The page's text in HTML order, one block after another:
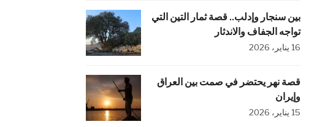
بين سنجار وإدلب.. قصة ثمار التين التي
تواجه الجفاف والاندثار
16 يناير، 2026
قصة نهر يحتضر في صمت بين العراق
وإيران
15 يناير، 2026